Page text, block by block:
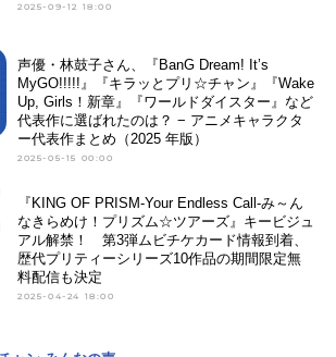
2025-09-12 18:00
声優・林鼓子さん、『BanG Dream! It’s
MyGO!!!!!』『キラッとプリ☆チャン』『Wake
Up, Girls！新章』『ワールドダイスター』など
代表作に選ばれたのは？ − アニメキャラクタ
ー代表作まとめ（2025 年版）
2025-05-15 00:00
『KING OF PRISM-Your Endless Call-み～ん
なきらめけ！プリズム☆ツアーズ』キービジュ
アル解禁！ 第3弾ムビチケカード情報到着、
歴代プリティーシリーズ10作品の期間限定無
料配信も決定
2025-04-24 18:00